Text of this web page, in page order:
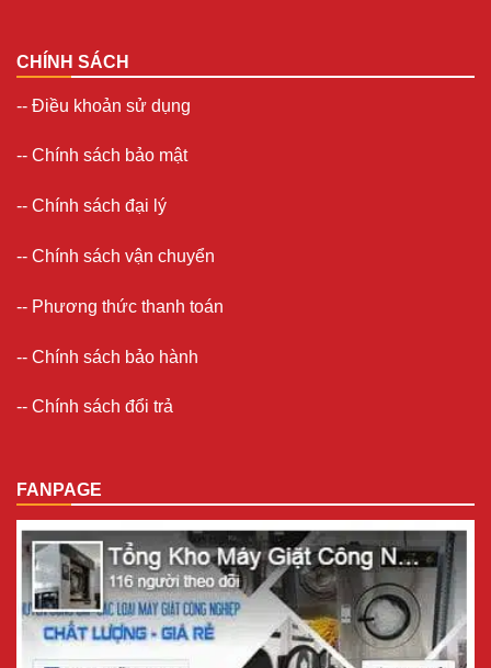
CHÍNH SÁCH
-- Điều khoản sử dụng
-- Chính sách bảo mật
-- Chính sách đại lý
-- Chính sách vận chuyển
-- Phương thức thanh toán
-- Chính sách bảo hành
-- Chính sách đổi trả
FANPAGE